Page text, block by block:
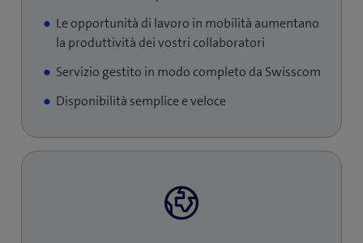
Le opportunità di lavoro in mobilità aumentano
la produttività dei vostri collaboratori
Servizio gestito in modo completo da Swisscom
Disponibilità semplice e veloce